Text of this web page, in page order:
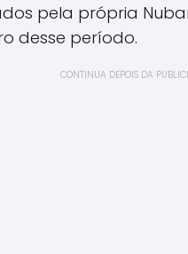
pela própria
desse período.
CONTINUA DEPOIS DA